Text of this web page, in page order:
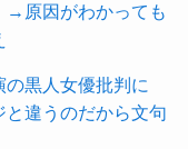
→原因がわかっても
の黒人女優批判に
と違うのだから文句